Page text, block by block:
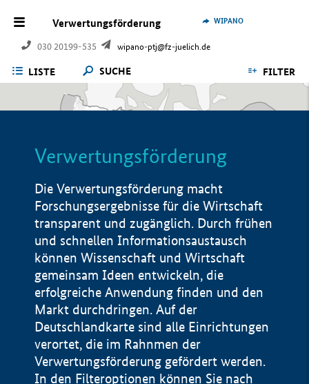
Verwertungsförderung
030 20199-535 wipano-ptj@fz-juelich.de
WIPANO
LISTE SUCHE FILTER
Verwertungsförderung
Die Verwertungsförderung macht
Forschungsergebnisse für die Wirtschaft
transparent und zugänglich. Durch frühen
und schnellen Informationsaustausch
können Wissenschaft und Wirtschaft
gemeinsam Ideen entwickeln, die
erfolgreiche Anwendung finden und den
Markt durchdringen. Auf der
Deutschlandkarte sind alle Einrichtungen
verortet, die im Rahnmen der
Verwertungsförderung gefördert werden.
In den Filteroptionen können Sie nach